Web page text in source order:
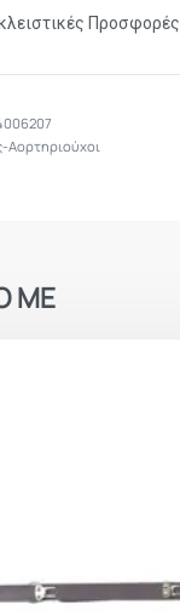
Προσφορές
Αορτηριούχοι
ΜΕ